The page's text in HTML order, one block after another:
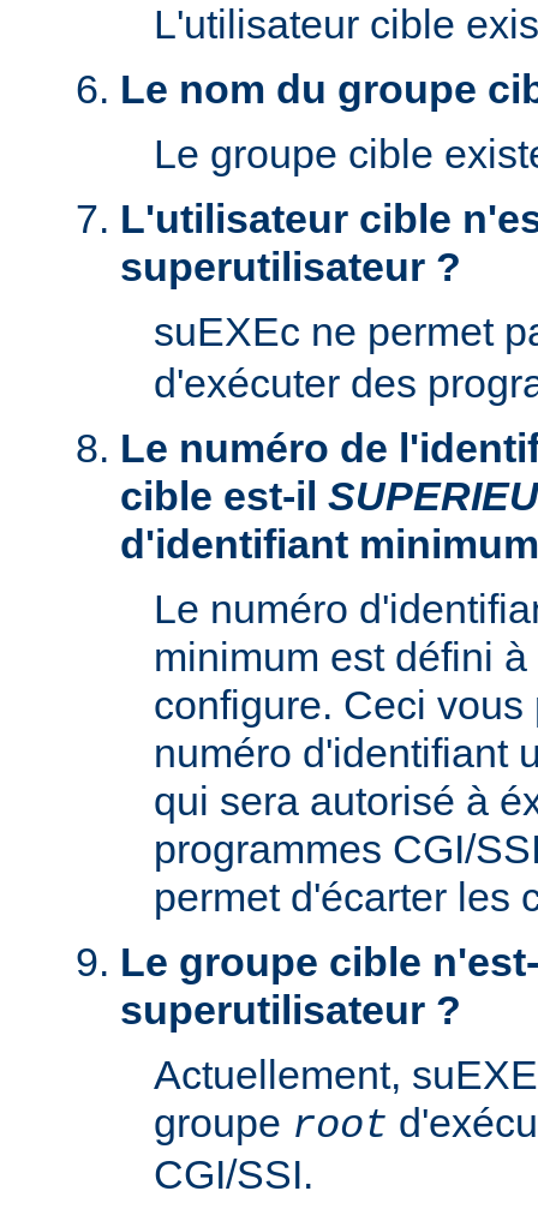
L'utilisateur cible
Le nom du groupe
Le groupe cible
L'utilisateur cible
superutilisateur ?
suEXEc ne permet
d'exécuter des
Le numéro de
cible est-il
d'identifiant
Le numéro
minimum est défini
configure. Ceci
numéro d'identifiant
qui sera autorisé à
programmes CGI/
permet d'écarter les
Le groupe cible
superutilisateur ?
Actuellement,
groupe root
CGI/SSI.